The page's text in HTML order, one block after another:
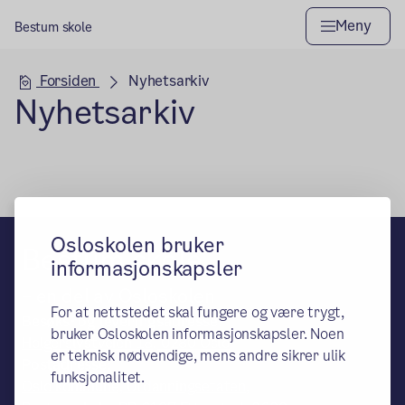
Osloskolen bruker
informasjonskapsler
For at nettstedet skal fungere og være trygt,
bruker Osloskolen informasjonskapsler. Noen
er teknisk nødvendige, mens andre sikrer ulik
funksjonalitet.
Bestum skole Meny
Hovedseksjon
Forsiden Nyhetsarkiv
Nyhetsarkiv
Bestum skole
Besøks- og leveringsadresse:
Holgerslystveien 18, 0280 Oslo
Postadresse:
Oslo kommune, Utdanningsetaten,